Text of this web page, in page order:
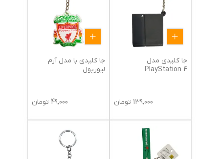
جا کلیدی مدل
PlayStation 4
139,000 تومان
جا کلیدی با مدل آرم
لیورپول
49,000 تومان